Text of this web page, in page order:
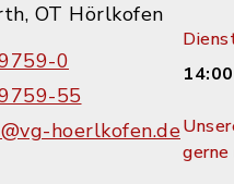
OT Hörlkofen
0
55
hoerlkofen.de
gerne